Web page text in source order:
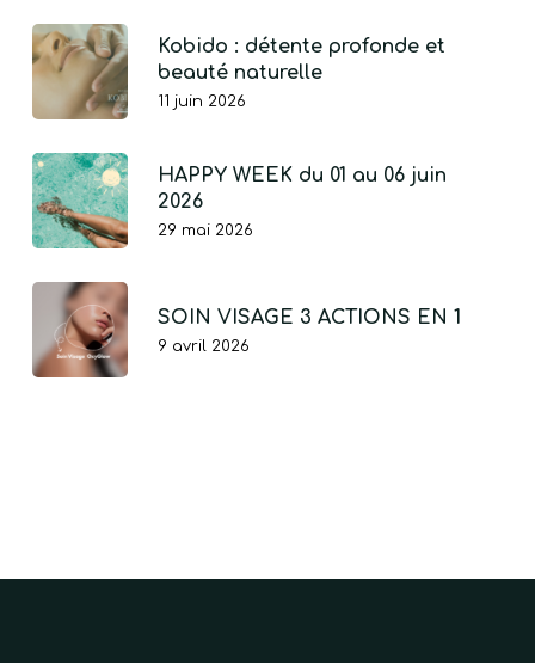
Kobido : détente profonde et
beauté naturelle
11 juin 2026
HAPPY WEEK du 01 au 06 juin
2026
29 mai 2026
SOIN VISAGE 3 ACTIONS EN 1
9 avril 2026